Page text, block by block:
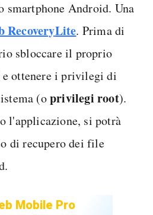
smartphone Android. Una
RecoveryLite. Prima di
sbloccare il proprio
ottenere i privilegi di
(oprivilegi root).
l'applicazione, si potrà
di recupero dei file
Mobile Pro